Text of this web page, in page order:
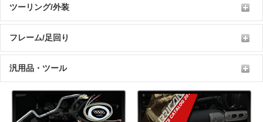
ツーリング/外装
フレーム/足回り
汎用品・ツール